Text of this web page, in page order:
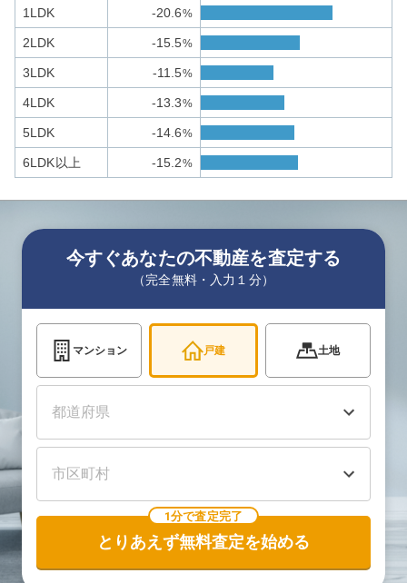
1LDK -20.6%
2LDK -15.5%
3LDK -11.5%
4LDK -13.3%
5LDK -14.6%
6LDK以上 -15.2%
今すぐあなたの不動産を査定する
（完全無料・入力１分）
マンション 戸建 土地
1分で査定完了
とりあえず無料査定を始める